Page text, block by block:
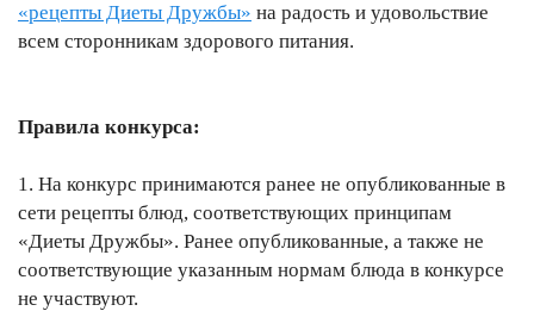
«рецепты Диеты Дружбы» на радость и удовольствие
всем сторонникам здорового питания.
Правила конкурса:
1. На конкурс принимаются ранее не опубликованные в
сети рецепты блюд, соответствующих принципам
«Диеты Дружбы». Ранее опубликованные, а также не
соответствующие указанным нормам блюда в конкурсе
не участвуют.